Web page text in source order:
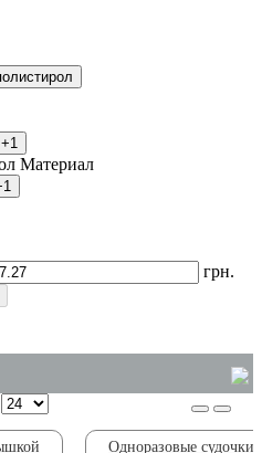
+1
Материал
грн.
от жира
Одноразовые судочки